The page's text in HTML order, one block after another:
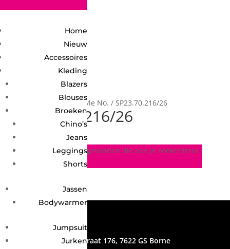
Home
Nieuw
Accessoires
Kleding
Blazers
Blouses
Broeken
Chino’s
Jeans
Leggings
Shorts
Jassen
Bodywarmer
Jumpsuit
Jurken
/ Product Style No. / SP23.70.216/26
SP23.70.216/26
Geen producten gevonden die aan je zoekcriteria
Grotestraat 176, 7622 GS Borne